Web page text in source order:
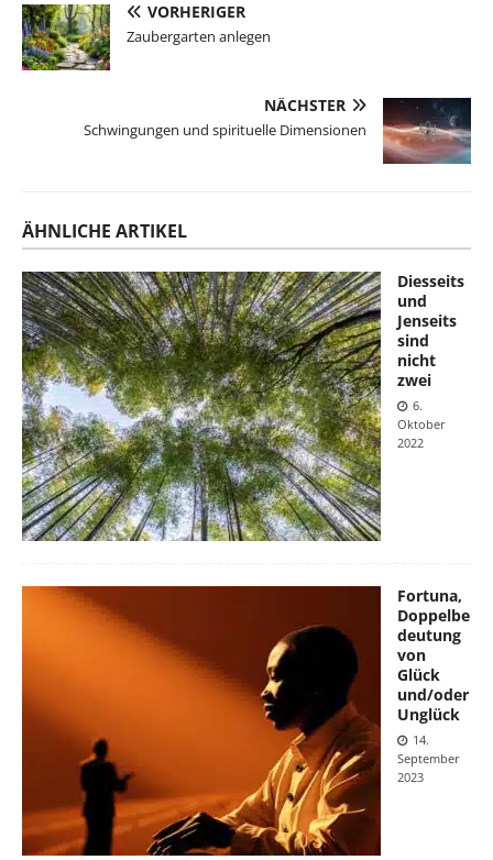
VORHERIGER
Zaubergarten anlegen
NÄCHSTER
Schwingungen und spirituelle Dimensionen
ÄHNLICHE ARTIKEL
Diesseits
und
Jenseits
sind
nicht
zwei
6.
Oktober
2022
Fortuna,
Doppelbe
deutung
von
Glück
und/oder
Unglück
14.
September
2023